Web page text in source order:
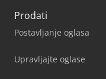
Prodati
Postavljanje oglasa
Upravljajte oglase